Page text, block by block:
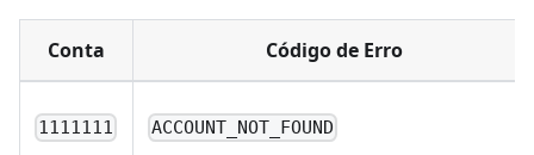
Conta Código de Erro
1111111 ACCOUNT_NOT_FOUND